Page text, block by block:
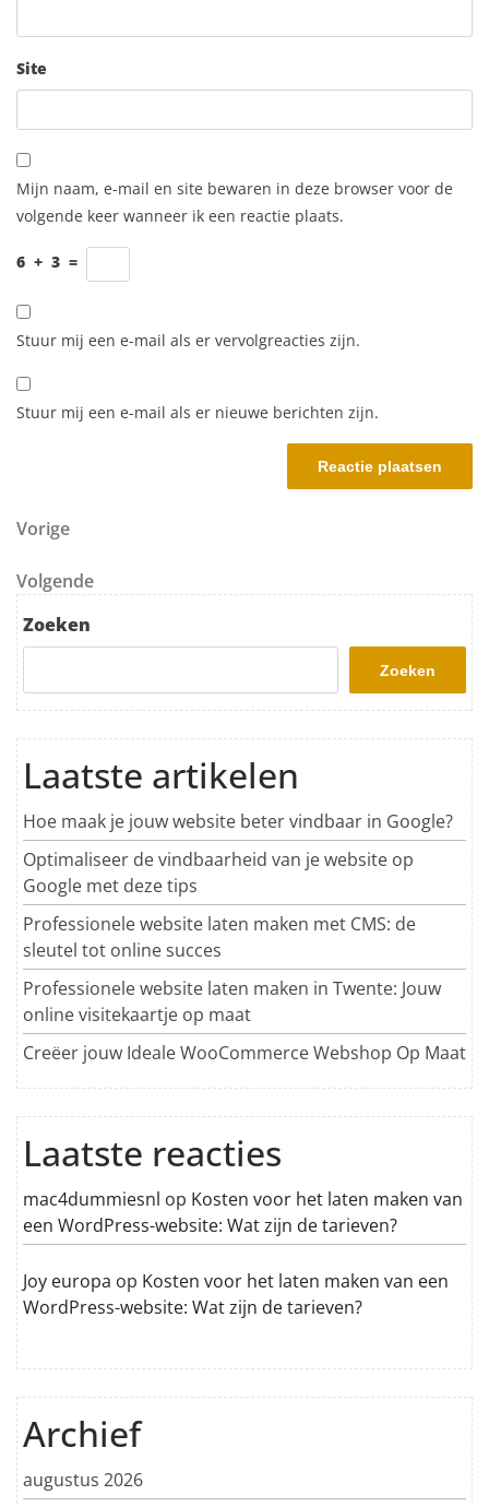
Site
Mijn naam, e-mail en site bewaren in deze browser voor de
volgende keer wanneer ik een reactie plaats.
6 + 3 =
Stuur mij een e-mail als er vervolgreacties zijn.
Stuur mij een e-mail als er nieuwe berichten zijn.
Berichtnavigatie
Vorig bericht
Vorige
Volgend bericht
Volgende
Zoeken
Zoeken
Laatste artikelen
Hoe maak je jouw website beter vindbaar in Google?
Optimaliseer de vindbaarheid van je website op
Google met deze tips
Professionele website laten maken met CMS: de
sleutel tot online succes
Professionele website laten maken in Twente: Jouw
online visitekaartje op maat
Creëer jouw Ideale WooCommerce Webshop Op Maat
Laatste reacties
mac4dummiesnl op Kosten voor het laten maken van
een WordPress-website: Wat zijn de tarieven?
Joy europa op Kosten voor het laten maken van een
WordPress-website: Wat zijn de tarieven?
Archief
augustus 2026